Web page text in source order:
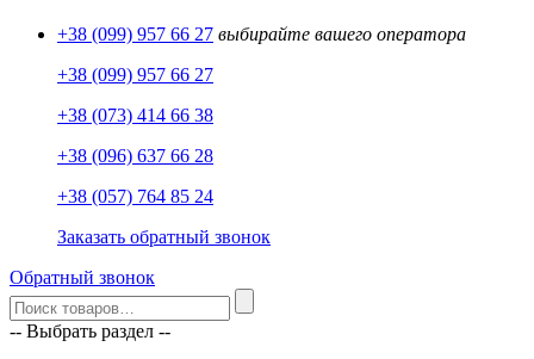
+38 (099) 957 66 27 выбирайте вашего оператора
+38 (099) 957 66 27
+38 (073) 414 66 38
+38 (096) 637 66 28
+38 (057) 764 85 24
Заказать обратный звонок
Обратный звонок
-- Выбрать раздел --